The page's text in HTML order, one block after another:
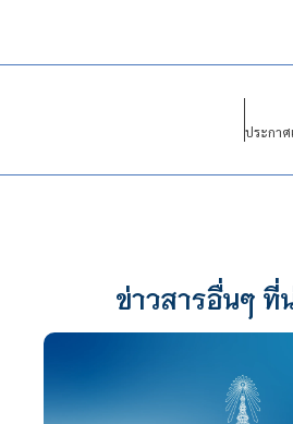
ข่าวสารอื่นๆ ที่